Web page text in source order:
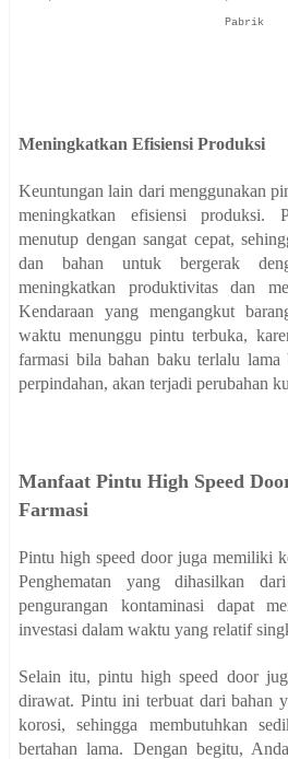
Pabrik
Meningkatkan Efisiensi Produksi
Keuntungan lain dari menggunakan
meningkatkan efisiensi produksi.
menutup dengan sangat cepat,
dan bahan untuk bergerak
meningkatkan produktivitas dan
Kendaraan yang mengangkut
waktu menunggu pintu terbuka,
farmasi bila bahan baku terlalu lama
perpindahan, akan terjadi perubahan
Manfaat Pintu High Speed
Farmasi
Pintu high speed door juga memiliki
Penghematan yang dihasilkan
pengurangan kontaminasi dapat
investasi dalam waktu yang relatif
Selain itu, pintu high speed door
dirawat. Pintu ini terbuat dari bahan
korosi, sehingga membutuhkan
bertahan lama. Dengan begitu,